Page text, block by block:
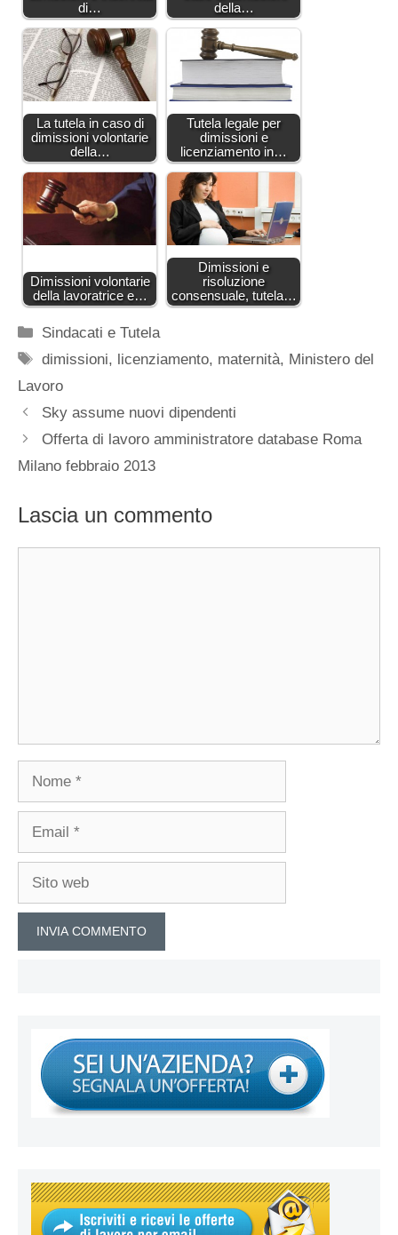
di…
della…
La tutela in caso di
dimissioni volontarie
della…
Tutela legale per
dimissioni e
licenziamento in…
Dimissioni volontarie
della lavoratrice e…
Dimissioni e
risoluzione
consensuale, tutela…
Categorie
Sindacati e Tutela
Tag
dimissioni, licenziamento, maternità, Ministero del
Lavoro
Sky assume nuovi dipendenti
Offerta di lavoro amministratore database Roma
Milano febbraio 2013
Lascia un commento